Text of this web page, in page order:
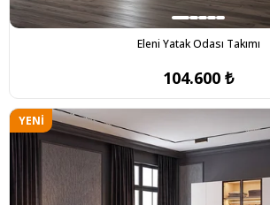
Eleni Yatak Odası Takımı
104.600 ₺
YENI
ÜRÜN